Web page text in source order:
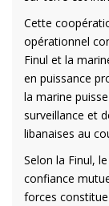
Cette
opérationnel
Finul et la
en puissance
la marine
surveillance et
libanaises au
Selon la Finul,
confiance
forces